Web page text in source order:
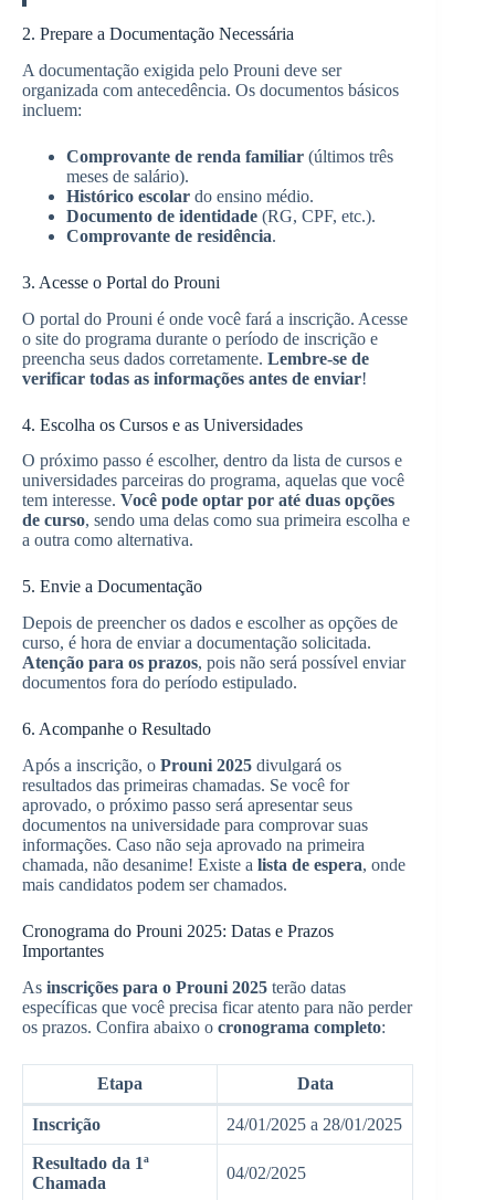
2. Prepare a Documentação Necessária
A documentação exigida pelo Prouni deve ser
organizada com antecedência. Os documentos básicos
incluem:
Comprovante de renda familiar (últimos três
meses de salário).
Histórico escolar do ensino médio.
Documento de identidade (RG, CPF, etc.).
Comprovante de residência.
3. Acesse o Portal do Prouni
O portal do Prouni é onde você fará a inscrição. Acesse
o site do programa durante o período de inscrição e
preencha seus dados corretamente. Lembre-se de
verificar todas as informações antes de enviar!
4. Escolha os Cursos e as Universidades
O próximo passo é escolher, dentro da lista de cursos e
universidades parceiras do programa, aquelas que você
tem interesse. Você pode optar por até duas opções
de curso, sendo uma delas como sua primeira escolha e
a outra como alternativa.
5. Envie a Documentação
Depois de preencher os dados e escolher as opções de
curso, é hora de enviar a documentação solicitada.
Atenção para os prazos, pois não será possível enviar
documentos fora do período estipulado.
6. Acompanhe o Resultado
Após a inscrição, o Prouni 2025 divulgará os
resultados das primeiras chamadas. Se você for
aprovado, o próximo passo será apresentar seus
documentos na universidade para comprovar suas
informações. Caso não seja aprovado na primeira
chamada, não desanime! Existe a lista de espera, onde
mais candidatos podem ser chamados.
Cronograma do Prouni 2025: Datas e Prazos
Importantes
As inscrições para o Prouni 2025 terão datas
específicas que você precisa ficar atento para não perder
os prazos. Confira abaixo o cronograma completo:
Etapa Data
Inscrição 24/01/2025 a 28/01/2025
Resultado da 1ª
Chamada
04/02/2025